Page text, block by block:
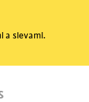
a slevami.